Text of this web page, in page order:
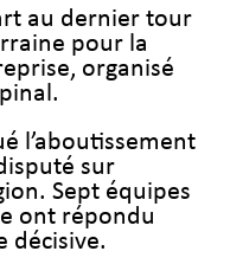
au dernier tour
pour la
organisé
l’aboutissement
sur
Sept équipes
ont répondu
décisive.